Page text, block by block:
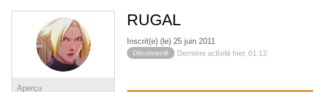
Aperçu
RUGAL
Inscrit(e) (le) 25 juin 2011
Déconnecté Dernière activité hier, 01:12